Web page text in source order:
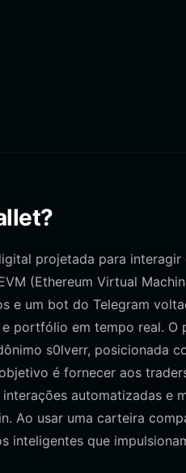
projetada para
(Ethereum Virtual
e um bot do Telegram
portfólio em tempo real.
s0lverr, posicionada
é fornecer aos
automatizadas e
Ao usar uma carteira
inteligentes que